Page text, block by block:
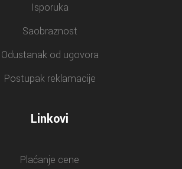
Isporuka
Saobraznost
Odustanak od ugovora
Postupak reklamacije
Linkovi
Plaćanje cene